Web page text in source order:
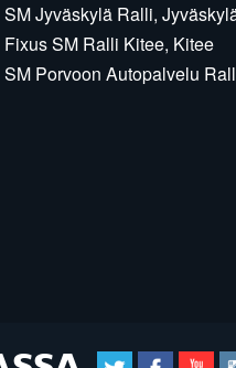
Jyväskylä Ralli,
SM Ralli Kitee, Kitee
Porvoon Autopalvelu